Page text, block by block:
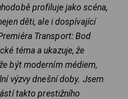
profiluje jako scéna,
děti, ale i dospívající
Transport: Bod
téma a ukazuje, že
být moderním médiem,
výzvy dnešní doby. Jsem
takto prestižního